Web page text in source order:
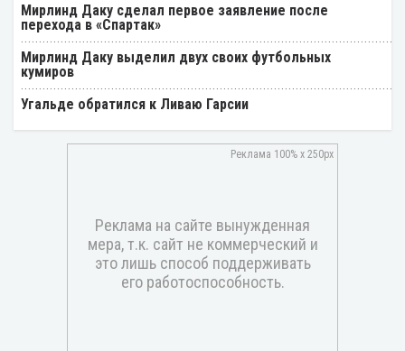
Мирлинд Даку сделал первое заявление после
перехода в «Спартак»
Мирлинд Даку выделил двух своих футбольных
кумиров
Угальде обратился к Ливаю Гарсии